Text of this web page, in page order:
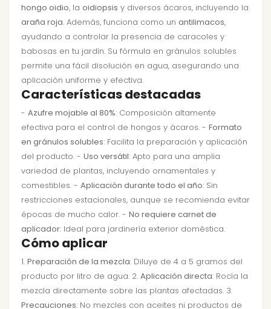
hongo oidio, la oidiopsis y diversos ácaros, incluyendo la
araña roja. Además, funciona como un antilimacos,
ayudando a controlar la presencia de caracoles y
babosas en tu jardín. Su fórmula en gránulos solubles
permite una fácil disolución en agua, asegurando una
aplicación uniforme y efectiva.
Características destacadas
- Azufre mojable al 80%: Composición altamente
efectiva para el control de hongos y ácaros. - Formato
en gránulos solubles: Facilita la preparación y aplicación
del producto. - Uso versátil: Apto para una amplia
variedad de plantas, incluyendo ornamentales y
comestibles. - Aplicación durante todo el año: Sin
restricciones estacionales, aunque se recomienda evitar
épocas de mucho calor. - No requiere carnet de
aplicador: Ideal para jardinería exterior doméstica.
Cómo aplicar
1. Preparación de la mezcla: Diluye de 4 a 5 gramos del
producto por litro de agua. 2. Aplicación directa: Rocía la
mezcla directamente sobre las plantas afectadas. 3.
Precauciones: No mezcles con aceites ni productos de